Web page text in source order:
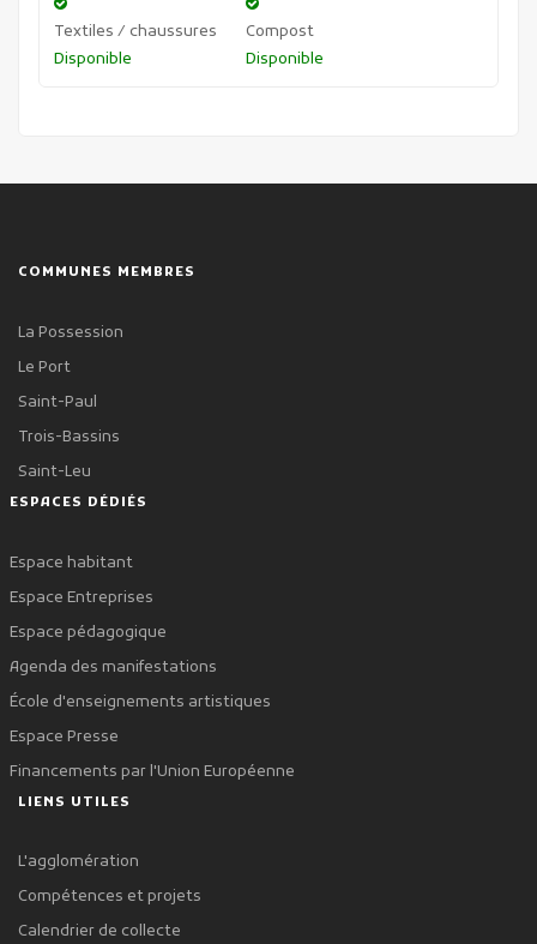
Textiles / chaussures
Disponible
Compost
Disponible
COMMUNES MEMBRES
La Possession
Le Port
Saint-Paul
Trois-Bassins
Saint-Leu
ESPACES DÉDIÉS
Espace habitant
Espace Entreprises
Espace pédagogique
Agenda des manifestations
École d'enseignements artistiques
Espace Presse
Financements par l'Union Européenne
LIENS UTILES
L'agglomération
Compétences et projets
Calendrier de collecte